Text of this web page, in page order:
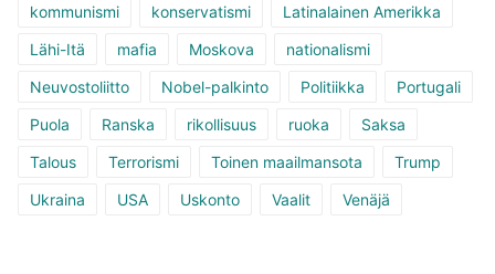
kommunismi
konservatismi
Latinalainen Amerikka
Lähi-Itä
mafia Moskova
nationalismi
Neuvostoliitto
Nobel-palkinto Politiikka
Portugali
Puola
Ranska rikollisuus ruoka
Saksa
Talous
Terrorismi Toinen maailmansota
Trump
Ukraina
USA Uskonto Vaalit Venäjä